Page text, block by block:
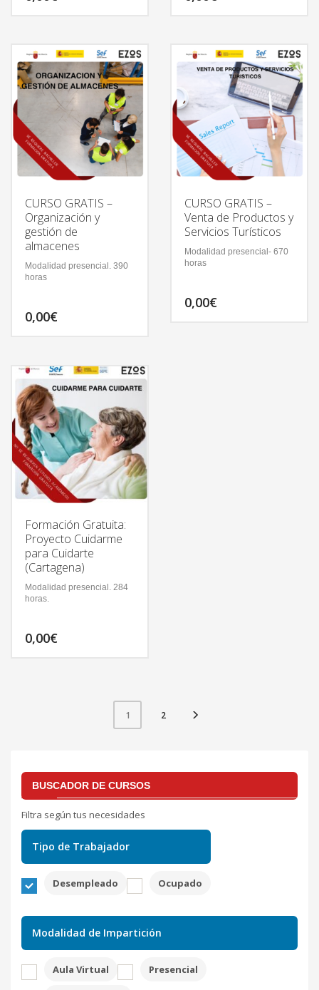
CURSO GRATIS –
Organización y
gestión de
almacenes
Modalidad presencial. 390
horas
0,00€
CURSO GRATIS –
Venta de Productos y
Servicios Turísticos
Modalidad presencial- 670
horas
0,00€
Formación Gratuita:
Proyecto Cuidarme
para Cuidarte
(Cartagena)
Modalidad presencial. 284
horas.
0,00€
1 2
BUSCADOR DE CURSOS
Filtra según tus necesidades
Tipo de Trabajador
Desempleado Ocupado
Modalidad de Impartición
Aula Virtual Presencial